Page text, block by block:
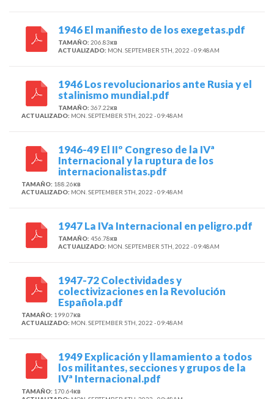
1946 El manifiesto de los exegetas.pdf
TAMAÑO: 206.83KB
ACTUALIZADO: MON. SEPTEMBER 5TH, 2022 - 09:48AM
1946 Los revolucionarios ante Rusia y el
stalinismo mundial.pdf
TAMAÑO: 367.22KB
ACTUALIZADO: MON. SEPTEMBER 5TH, 2022 - 09:48AM
1946-49 El IIº Congreso de la IVª
Internacional y la ruptura de los
internacionalistas.pdf
TAMAÑO: 188.26KB
ACTUALIZADO: MON. SEPTEMBER 5TH, 2022 - 09:48AM
1947 La IVa Internacional en peligro.pdf
TAMAÑO: 456.78KB
ACTUALIZADO: MON. SEPTEMBER 5TH, 2022 - 09:48AM
1947-72 Colectividades y
colectivizaciones en la Revolución
Española.pdf
TAMAÑO: 199.07KB
ACTUALIZADO: MON. SEPTEMBER 5TH, 2022 - 09:48AM
1949 Explicación y llamamiento a todos
los militantes, secciones y grupos de la
IVª Internacional.pdf
TAMAÑO: 170.64KB